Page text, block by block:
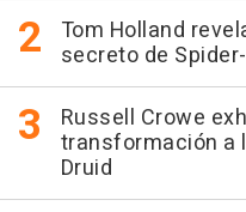
Tom Holland
secreto de
Russell Crowe
transformación a
Druid